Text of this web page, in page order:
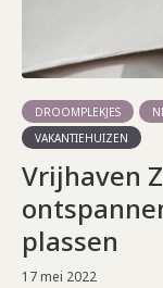
DROOMPLEKJES
VAKANTIEHUIZEN
Vrijhaven
plassen
17 mei 2022